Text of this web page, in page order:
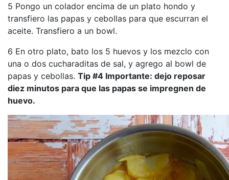
5 Pongo un colador encima de un plato hondo y
transfiero las papas y cebollas para que escurran el
aceite. Transfiero a un bowl.
6 En otro plato, bato los 5 huevos y los mezclo con
una o dos cucharaditas de sal, y agrego al bowl de
papas y cebollas. Tip #4 Importante: dejo reposar
diez minutos para que las papas se impregnen de
huevo.